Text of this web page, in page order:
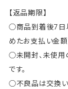
【返品期限】
○商品到着後7日
めたお支払い金
○未開封、未使用
です。
○不良品は交換い